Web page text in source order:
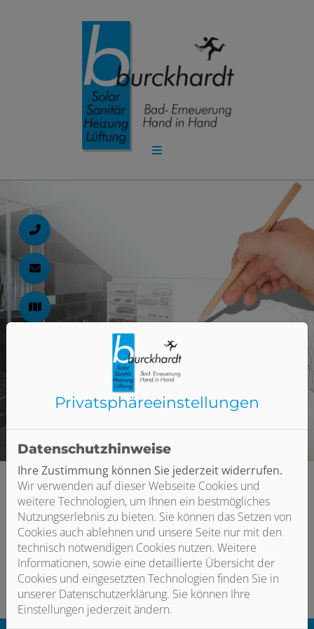
Bitte dasCookie-Consent-Tool öffnen, um die für dieses
Element notwendigen Cookies zu akzeptieren.
schließen
schließen
Privatsphäre­einstellungen
Datenschutzhinweise
Ihre Zustimmung können Sie jederzeit widerrufen.
Wir verwenden auf dieser Webseite Cookies und
weitere Technologien, um Ihnen ein bestmögliches
Nutzungserlebnis zu bieten. Sie können das Setzen von
Cookies auch ablehnen und unsere Seite nur mit den
technisch notwendigen Cookies nutzen. Weitere
Informationen, sowie eine detaillierte Übersicht der
Cookies und eingesetzten Technologien finden Sie in
unserer Datenschutzerklärung. Sie können Ihre
Einstellungen jederzeit ändern.